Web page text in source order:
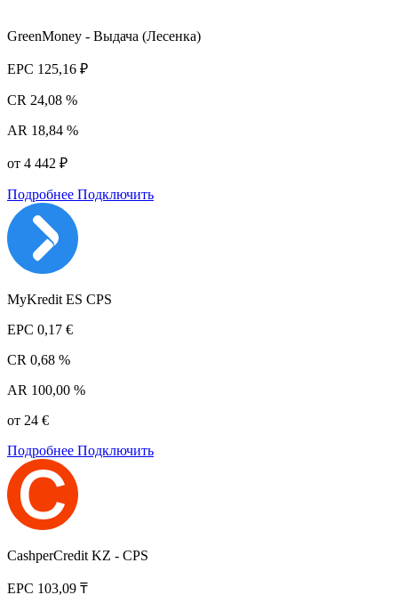
GreenMoney - Выдача (Лесенка)
EPC 125,16 ₽
CR 24,08 %
AR 18,84 %
от 4 442 ₽
Подробнее Подключить
MyKredit ES CPS
EPC 0,17 €
CR 0,68 %
AR 100,00 %
от 24 €
Подробнее Подключить
CashperCredit KZ - CPS
EPC 103,09 ₸